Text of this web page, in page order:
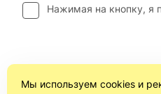
Нажимая на кнопку, я
Мы используем cookies и